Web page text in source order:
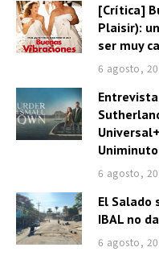
[Crítica]
Plaisir):
ser muy
6 agosto,
6 agosto,
El Salado
IBAL no
6 agosto,